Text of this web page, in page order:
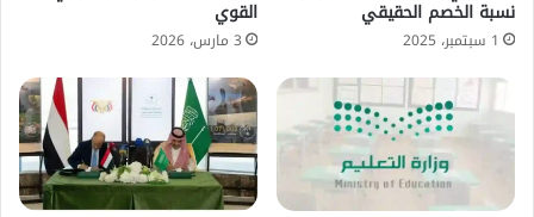
نسبة الخصم الحقيقي
1 سبتمبر، 2025
القوي
3 مارس، 2026